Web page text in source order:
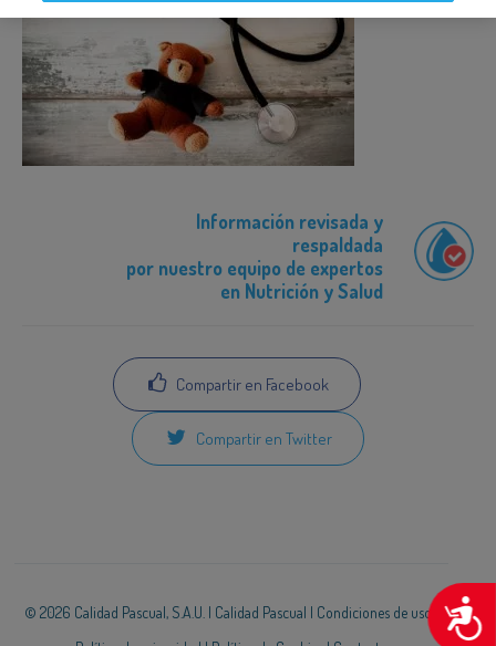
Información revisada y
respaldada
por nuestro equipo de expertos
en Nutrición y Salud
Compartir en Facebook
Compartir en Twitter
© 2026 Calidad Pascual, S.A.U. | Calidad Pascual | Condiciones de uso